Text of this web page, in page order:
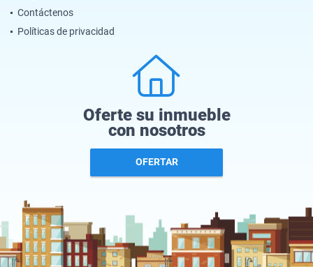
Contáctenos
Políticas de privacidad
Oferte su inmueble
con nosotros
OFERTAR